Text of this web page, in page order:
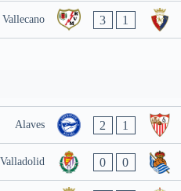
3 1
Alaves 2 1
Valladolid 0 0